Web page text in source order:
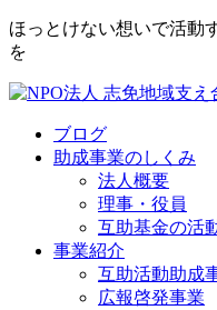
ほっとけない想いで活動
を
ブログ
助成事業のしくみ
法人概要
理事・役員
互助基金の活
事業紹介
互助活動助成
広報啓発事業